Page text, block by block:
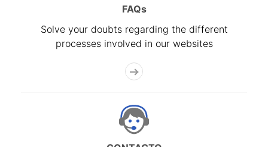
FAQs
Solve your doubts regarding the different
processes involved in our websites